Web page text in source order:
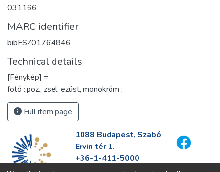
031166
MARC identifier
bibFSZ01764846
Technical details
[Fénykép] =
fotó :,poz., zsel. ezüst, monokróm ;
Full item page
1088 Budapest, Szabó
Ervin tér 1.
+36-1-411-5000